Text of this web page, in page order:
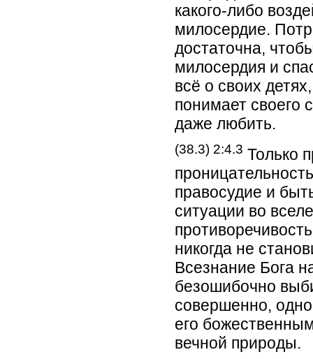
какого-либо
милосердие.
достаточна,
милосердия и
всё о своих
понимает своего
даже любить.
(38.3) 2:4.3 Только
правосудие и
ситуации во
никогда не
Всезнание Бога
безошибочно
совершенно,
его
вечной природы.